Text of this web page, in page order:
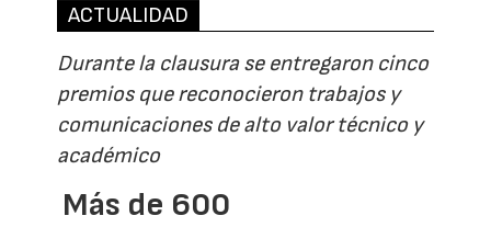
ACTUALIDAD
Durante la clausura se entregaron cinco
premios que reconocieron trabajos y
comunicaciones de alto valor técnico y
académico
Más de 600